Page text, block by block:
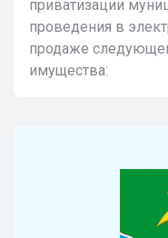
приватизации
проведения в
продаже
имущества: